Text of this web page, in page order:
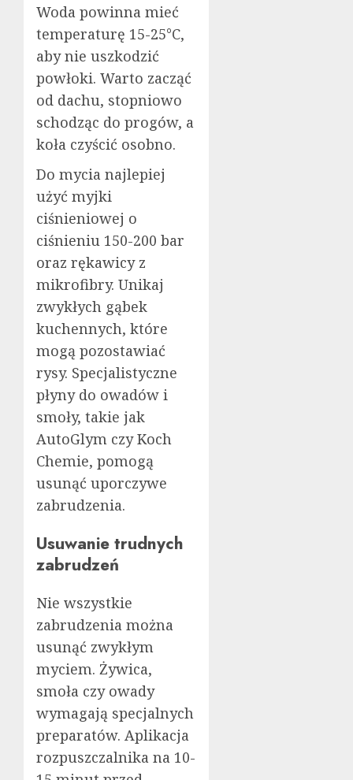
Woda powinna mieć
temperaturę 15-25°C,
aby nie uszkodzić
powłoki. Warto zacząć
od dachu, stopniowo
schodząc do progów, a
koła czyścić osobno.
Do mycia najlepiej
użyć myjki
ciśnieniowej o
ciśnieniu 150-200 bar
oraz rękawicy z
mikrofibry. Unikaj
zwykłych gąbek
kuchennych, które
mogą pozostawiać
rysy. Specjalistyczne
płyny do owadów i
smoły, takie jak
AutoGlym czy Koch
Chemie, pomogą
usunąć uporczywe
zabrudzenia.
Usuwanie trudnych
zabrudzeń
Nie wszystkie
zabrudzenia można
usunąć zwykłym
myciem. Żywica,
smoła czy owady
wymagają specjalnych
preparatów. Aplikacja
rozpuszczalnika na 10-